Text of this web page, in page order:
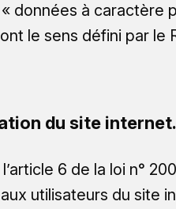
données à caractère
le sens défini par le
du site internet.
6 de la loi n°
utilisateurs du site